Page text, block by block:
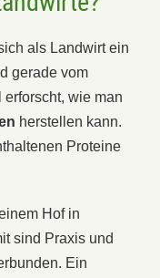
als Landwirt ein
gerade vom
erforscht, wie man
herstellen kann.
Proteine
Hof in
sind Praxis und
Ein